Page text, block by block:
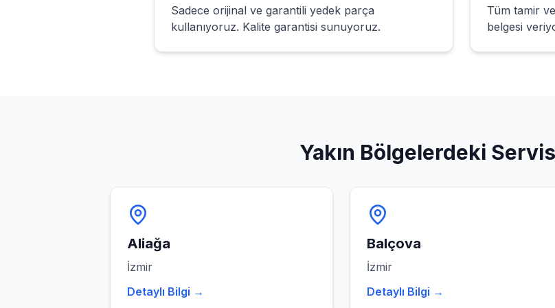
Sadece orijinal ve garantili yedek parça
kullanıyoruz. Kalite garantisi sunuyoruz.
Tüm tamir
belgesi
Yakın Bölgelerdeki
Aliağa
İzmir
Detaylı Bilgi →
Balçova
İzmir
Detaylı Bilgi →